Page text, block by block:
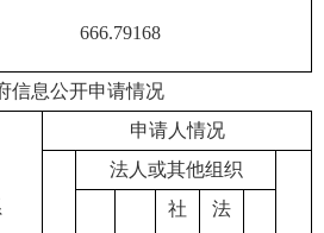
666.79168
信息公开申请情况
申请人情况
法人或其他组织
社
法